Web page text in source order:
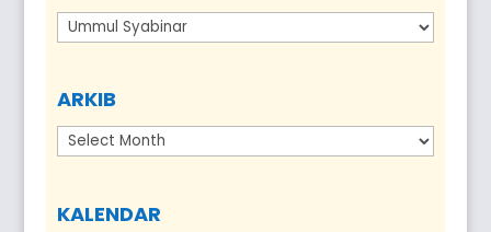
Kategori
ARKIB
Arkib
KALENDAR